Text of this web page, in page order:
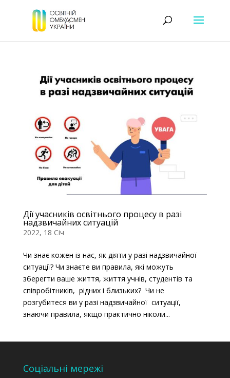
Дії учасників освітнього процесу в разі
надзвичайних ситуацій
2022, 18 Січ
Чи знає кожен із нас, як діяти у разі надзвичайної
ситуації? Чи знаєте ви правила, які можуть
зберегти ваше життя, життя учнів, студентів та
співробітників, рідних і близьких? Чи не
розгубитеся ви у разі надзвичайної ситуації,
знаючи правила, якщо практично ніколи...
Соціальні мережі